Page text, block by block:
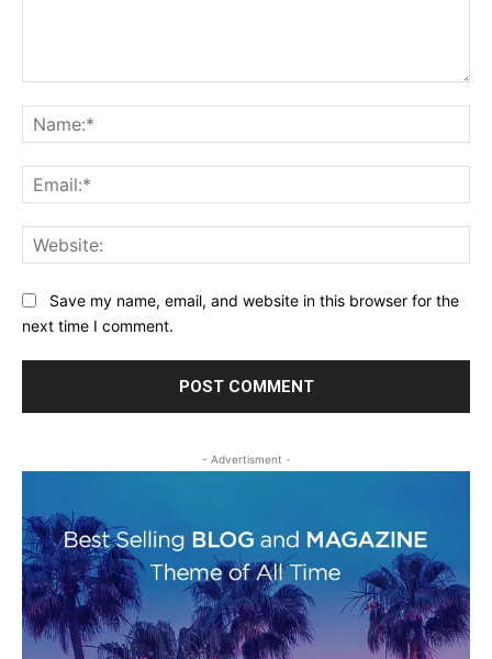
Save my name, email, and website in this browser for the
next time I comment.
- Advertisment -